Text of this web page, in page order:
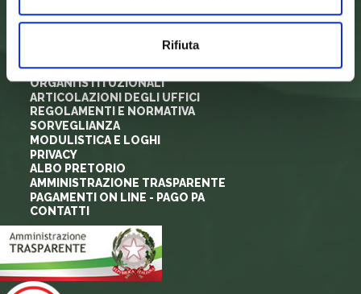
Rifiuta
FINALITÀ
ORGANI ISTITUZIONALI
ARTICOLAZIONI DEGLI UFFICI
REGOLAMENTI E NORMATIVA
SORVEGLIANZA
MODULISTICA E LOGHI
PRIVACY
ALBO PRETORIO
AMMINISTRAZIONE TRASPARENTE
PAGAMENTI ON LINE - PAGO PA
CONTATTI